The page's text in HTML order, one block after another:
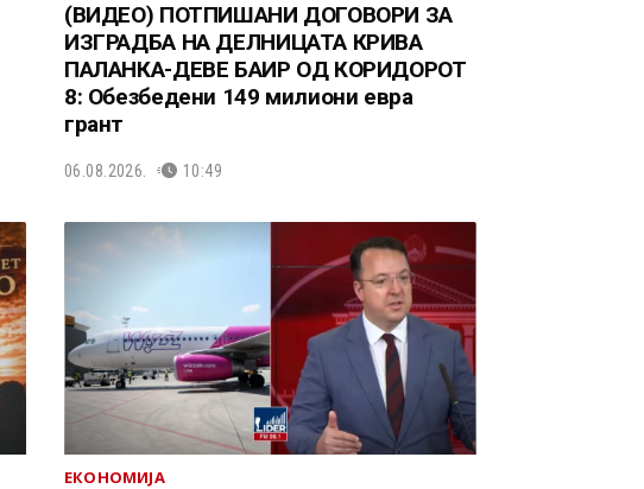
(ВИДЕО) ПОТПИШАНИ ДОГОВОРИ ЗА
ИЗГРАДБА НА ДЕЛНИЦАТА КРИВА
ПАЛАНКА-ДЕВЕ БАИР ОД КОРИДОРОТ
8: Обезбедени 149 милиони евра
грант
06.08.2026. 10:49
ЕКОНОМИЈА